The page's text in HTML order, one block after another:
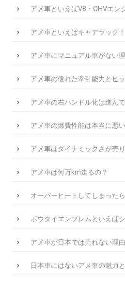
アメ車といえばV8・OHVエン
アメ車といえばキャデラック！
アメ車にマニュアル車がない
アメ車の優れた牽引能力とヒ
アメ車の右ハンドル化は進ん
アメ車の燃費性能は本当に悪
アメ車はダイナミックさが売
アメ車は何万km走るの？
オーバーヒートしてしまったら
ボウタイエンブレムといえば
アメ車が日本では売れない理由
日本車にはないアメ車の魅力